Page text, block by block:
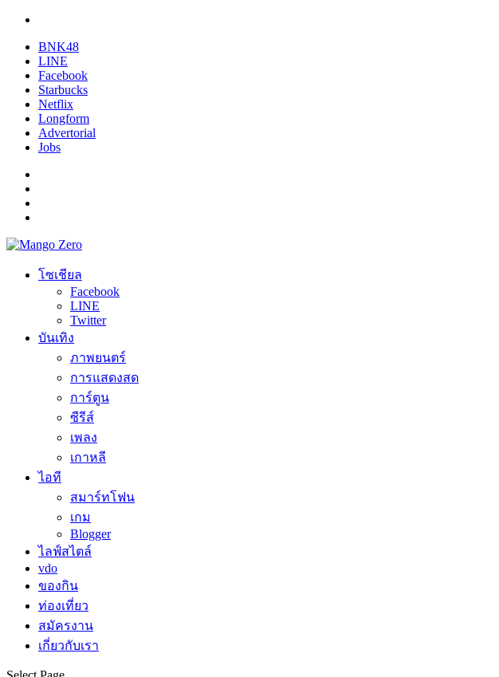
BNK48
LINE
Facebook
Starbucks
Netflix
Longform
Advertorial
Jobs
โซเชียล
Facebook
LINE
Twitter
บันเทิง
ภาพยนตร์
การแสดงสด
การ์ตูน
ซีรีส์
เพลง
เกาหลี
ไอที
สมาร์ทโฟน
เกม
Blogger
ไลฟ์สไตล์
vdo
ของกิน
ท่องเที่ยว
สมัครงาน
เกี่ยวกับเรา